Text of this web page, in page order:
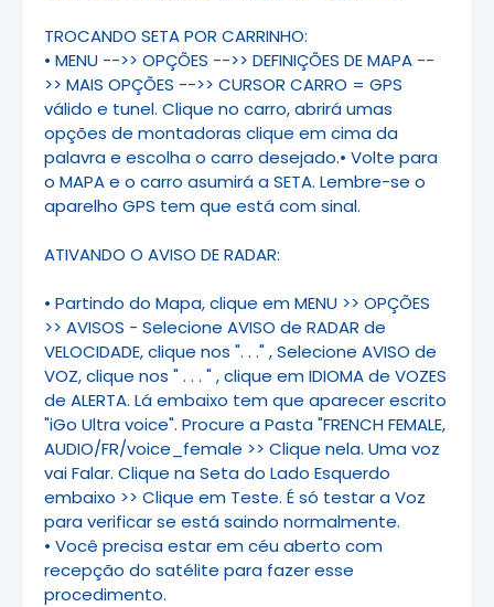
TROCANDO SETA POR CARRINHO:
• MENU -->> OPÇÕES -->> DEFINIÇÕES DE MAPA --
>> MAIS OPÇÕES -->> CURSOR CARRO = GPS
válido e tunel. Clique no carro, abrirá umas
opções de montadoras clique em cima da
palavra e escolha o carro desejado.• Volte para
o MAPA e o carro asumirá a SETA. Lembre-se o
aparelho GPS tem que está com sinal.
ATIVANDO O AVISO DE RADAR:
• Partindo do Mapa, clique em MENU >> OPÇÕES
>> AVISOS - Selecione AVISO de RADAR de
VELOCIDADE, clique nos ". . ." , Selecione AVISO de
VOZ, clique nos " . . . " , clique em IDIOMA de VOZES
de ALERTA. Lá embaixo tem que aparecer escrito
"iGo Ultra voice". Procure a Pasta "FRENCH FEMALE,
AUDIO/FR/voice_female >> Clique nela. Uma voz
vai Falar. Clique na Seta do Lado Esquerdo
embaixo >> Clique em Teste. É só testar a Voz
para verificar se está saindo normalmente.
• Você precisa estar em céu aberto com
recepção do satélite para fazer esse
procedimento.